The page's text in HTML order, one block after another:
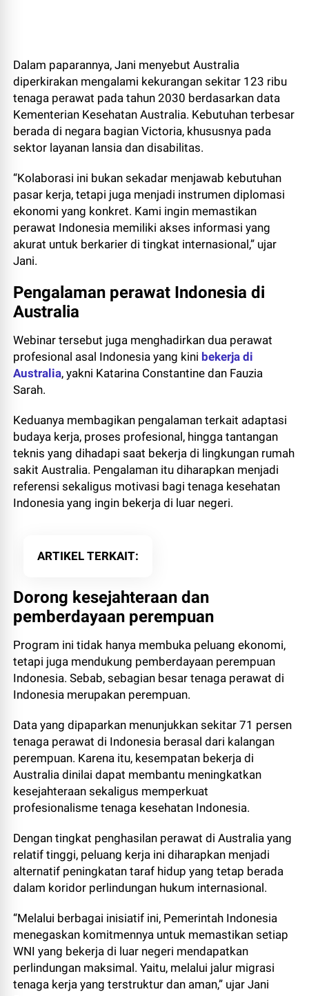
Dalam paparannya, Jani menyebut Australia
diperkirakan mengalami kekurangan sekitar 123 ribu
tenaga perawat pada tahun 2030 berdasarkan data
Kementerian Kesehatan Australia. Kebutuhan terbesar
berada di negara bagian Victoria, khususnya pada
sektor layanan lansia dan disabilitas.
“Kolaborasi ini bukan sekadar menjawab kebutuhan
pasar kerja, tetapi juga menjadi instrumen diplomasi
ekonomi yang konkret. Kami ingin memastikan
perawat Indonesia memiliki akses informasi yang
akurat untuk berkarier di tingkat internasional,” ujar
Jani.
Pengalaman perawat Indonesia di
Australia
Webinar tersebut juga menghadirkan dua perawat
profesional asal Indonesia yang kini bekerja di
Australia, yakni Katarina Constantine dan Fauzia
Sarah.
Keduanya membagikan pengalaman terkait adaptasi
budaya kerja, proses profesional, hingga tantangan
teknis yang dihadapi saat bekerja di lingkungan rumah
sakit Australia. Pengalaman itu diharapkan menjadi
referensi sekaligus motivasi bagi tenaga kesehatan
Indonesia yang ingin bekerja di luar negeri.
ARTIKEL TERKAIT
Dorong kesejahteraan dan
pemberdayaan perempuan
Program ini tidak hanya membuka peluang ekonomi,
tetapi juga mendukung pemberdayaan perempuan
Indonesia. Sebab, sebagian besar tenaga perawat di
Indonesia merupakan perempuan.
Data yang dipaparkan menunjukkan sekitar 71 persen
tenaga perawat di Indonesia berasal dari kalangan
perempuan. Karena itu, kesempatan bekerja di
Australia dinilai dapat membantu meningkatkan
kesejahteraan sekaligus memperkuat
profesionalisme tenaga kesehatan Indonesia.
Dengan tingkat penghasilan perawat di Australia yang
relatif tinggi, peluang kerja ini diharapkan menjadi
alternatif peningkatan taraf hidup yang tetap berada
dalam koridor perlindungan hukum internasional.
“Melalui berbagai inisiatif ini, Pemerintah Indonesia
menegaskan komitmennya untuk memastikan setiap
WNI yang bekerja di luar negeri mendapatkan
perlindungan maksimal. Yaitu, melalui jalur migrasi
tenaga kerja yang terstruktur dan aman,” ujar Jani